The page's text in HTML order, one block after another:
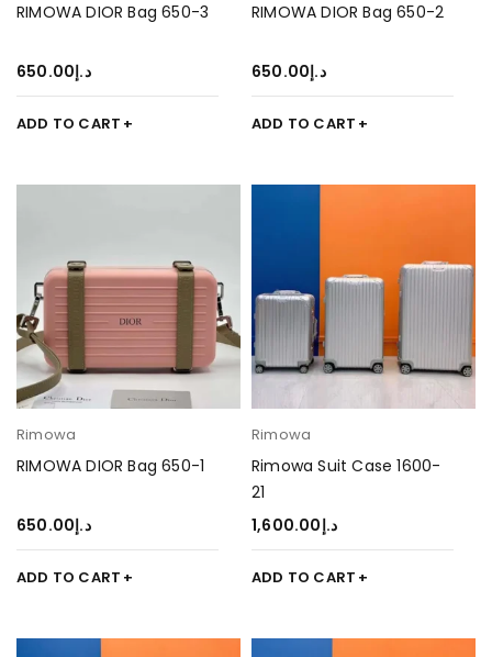
RIMOWA DIOR Bag 650-3
د.إ650.00
ADD TO CART
RIMOWA DIOR Bag 650-2
د.إ650.00
ADD TO CART
Rimowa
RIMOWA DIOR Bag 650-1
د.إ650.00
ADD TO CART
Rimowa
Rimowa Suit Case 1600-
21
د.إ1,600.00
ADD TO CART